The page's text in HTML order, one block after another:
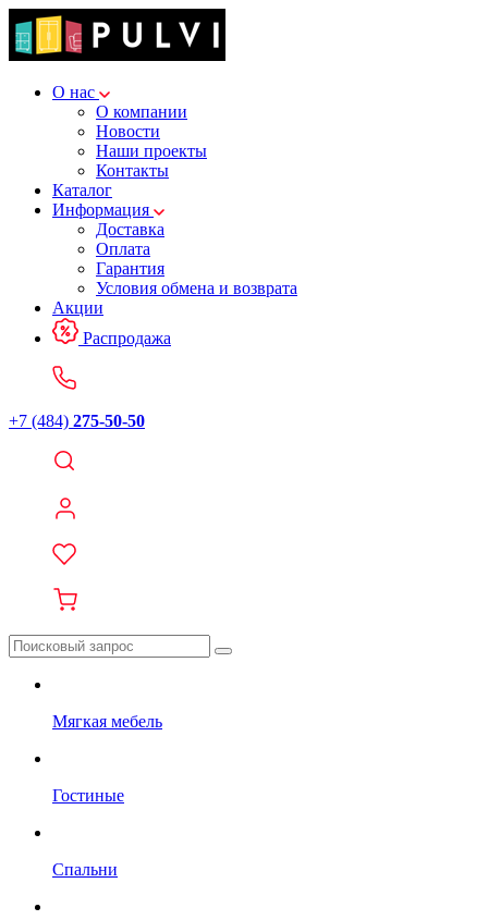
О нас
О компании
Новости
Наши проекты
Контакты
Каталог
Информация
Доставка
Оплата
Гарантия
Условия обмена и возврата
Акции
Распродажа
+7 (484) 275-50-50
Мягкая мебель
Гостиные
Спальни